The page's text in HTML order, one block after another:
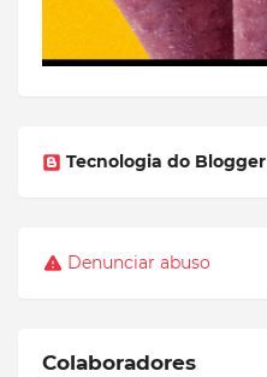
Tecnologia do Blogger
Denunciar abuso
Colaboradores